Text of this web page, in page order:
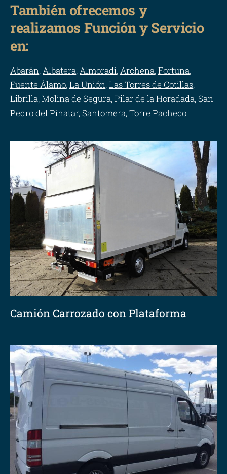
También ofrecemos y
realizamos Función y Servicio
en:
Abarán,Albatera,Almoradí,Archena,Fortuna,
Fuente Álamo,La Unión,Las Torres de Cotillas,
Librilla,Molina de Segura,Pilar de la Horadada,San
Pedro del Pinatar,Santomera,Torre Pacheco
Camión Carrozado con Plataforma